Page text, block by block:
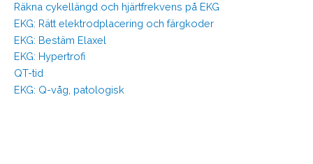
Räkna cykellängd och hjärtfrekvens på EKG
EKG: Rätt elektrodplacering och färgkoder
EKG: Bestäm Elaxel
EKG: Hypertrofi
QT-tid
EKG: Q-våg, patologisk